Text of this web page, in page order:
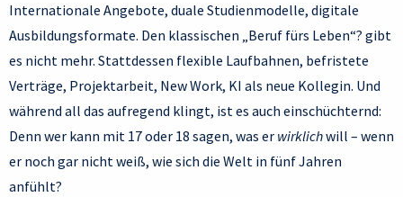
Internationale Angebote, duale Studienmodelle, digitale
Ausbildungsformate. Den klassischen „Beruf fürs Leben“? gibt
es nicht mehr. Stattdessen flexible Laufbahnen, befristete
Verträge, Projektarbeit, New Work, KI als neue Kollegin. Und
während all das aufregend klingt, ist es auch einschüchternd:
Denn wer kann mit 17 oder 18 sagen, was er wirklichwill – wenn
er noch gar nicht weiß, wie sich die Welt in fünf Jahren
anfühlt?